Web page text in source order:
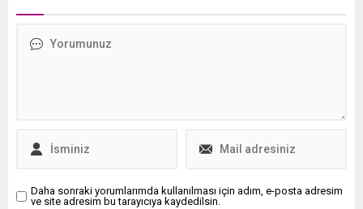
Daha sonraki yorumlarımda kullanılması için adım, e-posta adresim
ve site adresim bu tarayıcıya kaydedilsin.